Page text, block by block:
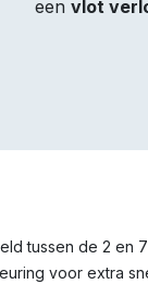
eenvlot
tussen de 2 en
voor extra